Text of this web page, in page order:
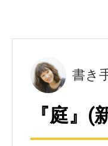
書き
『庭』(